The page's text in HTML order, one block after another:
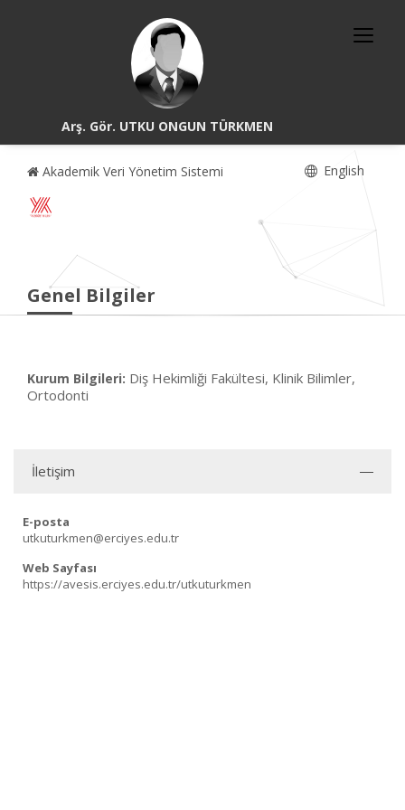
Arş. Gör. UTKU ONGUN TÜRKMEN
Akademik Veri Yönetim Sistemi English
Genel Bilgiler
Kurum Bilgileri: Diş Hekimliği Fakültesi, Klinik Bilimler,
Ortodonti
İletişim
E-posta
utkuturkmen@erciyes.edu.tr
Web Sayfası
https://avesis.erciyes.edu.tr/utkuturkmen